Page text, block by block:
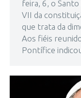
feira, 6, o
VII da
que trata da
Aos fiéis
Pontífice